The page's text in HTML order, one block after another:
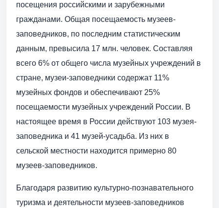
посещения российскими и зарубежными
гражданами. Общая посещаемость музеев-
заповедников, по последним статистическим
данным, превысила 17 млн. человек. Составляя
всего 6% от общего числа музейных учреждений в
стране, музеи-заповедники содержат 11%
музейных фондов и обеспечивают 25%
посещаемости музейных учреждений России. В
настоящее время в России действуют 103 музея-
заповедника и 41 музей-усадьба. Из них в
сельской местности находится примерно 80
музеев-заповедников.
Благодаря развитию культурно-познавательного
туризма и деятельности музеев-заповедников